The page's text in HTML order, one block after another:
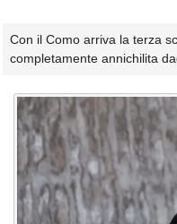
Con il Como arriva la terza
completamente annichilita